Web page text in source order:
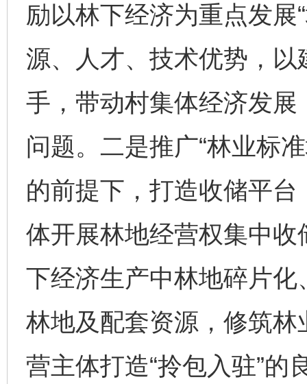
励以林下经济为重点发展
源、人才、技术优势，
手，带动村集体经济发
问题。二是推广“林业标
的前提下，打造收储平
体开展林地经营权集中
下经济生产中林地碎片
林地及配套资源，修筑
营主体打造“拎包入驻”的